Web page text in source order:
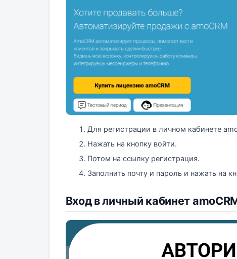
Для регистрации в личном кабинете
Нажать на кнопку войти.
Потом на ссылку регистрация.
Заполнить почту и пароль и нажать на
Вход в личный кабинет